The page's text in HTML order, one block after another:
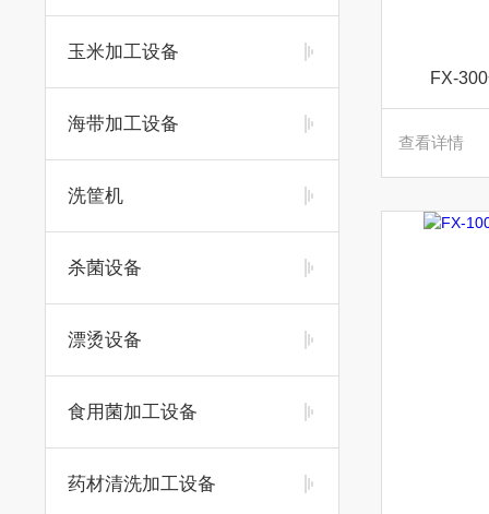
玉米加工设备
海带加工设备
洗筐机
杀菌设备
漂烫设备
食用菌加工设备
药材清洗加工设备
FX-
查看详情